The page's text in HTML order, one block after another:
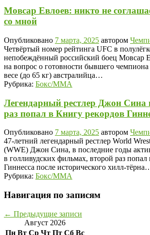
Мовсар Евлоев: никто не
со мной
Опубликовано 7 марта, 2025 автором
Четвёртый номер рейтинга UFC в
непобеждённый российский боец Мовсар
на вопрос о готовности бывшего
весе (до 65 кг) австралийца…
Рубрика: Бокс/MMA
Легендарный рестлер Джон Сина
раз попал в Книгу рекордов
Опубликовано 7 марта, 2025 автором
47-летний легендарный рестлер World
(WWE) Джон Сина, в последние годы
в голливудских фильмах, второй раз
Гиннесса после исторического хилл-
Рубрика: Бокс/MMA
Навигация по записям
← Предыдущие записи
Август 2026
Пн Вт Ср Чт Пт Сб Вс